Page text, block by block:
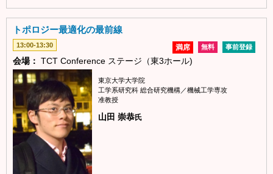
トポロジー最適化の最前線
13:00-13:30 事前登録
無料
満席
会場： TCT Conference ステージ（東3ホール)
東京大学大学院
工学系研究科 総合研究機構／機械工学専攻
准教授
山田 崇恭氏